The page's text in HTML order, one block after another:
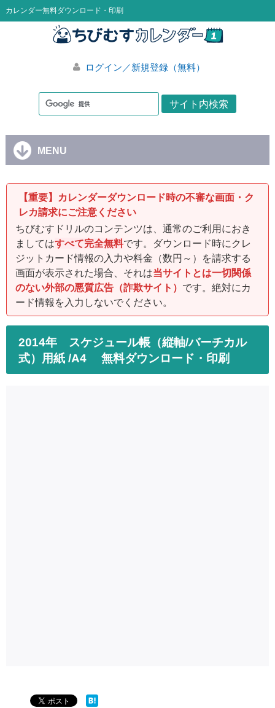
カレンダー無料ダウンロード・印刷
ログイン／新規登録（無料）
MENU
【重要】カレンダーダウンロード時の不審な画面・ク
レカ請求にご注意ください
ちびむすドリルのコンテンツは、通常のご利用におき
ましてはすべて完全無料です。ダウンロード時にクレ
ジットカード情報の入力や料金（数円～）を請求する
画面が表示された場合、それは当サイトとは一切関係
のない外部の悪質広告（詐欺サイト） です。絶対にカ
ード情報を入力しないでください。
2014年 スケジュール帳（縦軸/バーチカル
式）用紙 /A4 無料ダウンロード・印刷